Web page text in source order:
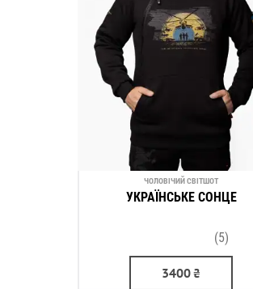
ЧОЛОВІЧИЙ СВІТШОТ
УКРАЇНСЬКЕ СОНЦЕ
(5)
3400₴